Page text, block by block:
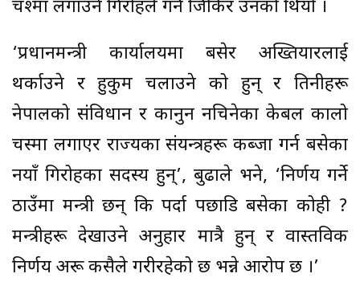
चश्मा लगाउने गिरोहले गर्ने जिकिर उनको थियो ।
‘प्रधानमन्त्री कार्यालयमा बसेर अख्तियारलाई
थर्काउने र हुकुम चलाउने को हुन् र तिनीहरू
नेपालको संविधान र कानुन नचिनेका केबल कालो
चस्मा लगाएर राज्यका संयन्त्रहरू कब्जा गर्न बसेका
नयाँ गिरोहका सदस्य हुन्’, बुढाले भने, ‘निर्णय गर्ने
ठाउँमा मन्त्री छन् कि पर्दा पछाडि बसेका कोही ?
मन्त्रीहरू देखाउने अनुहार मात्रै हुन् र वास्तविक
निर्णय अरू कसैले गरीरहेको छ भन्ने आरोप छ ।’